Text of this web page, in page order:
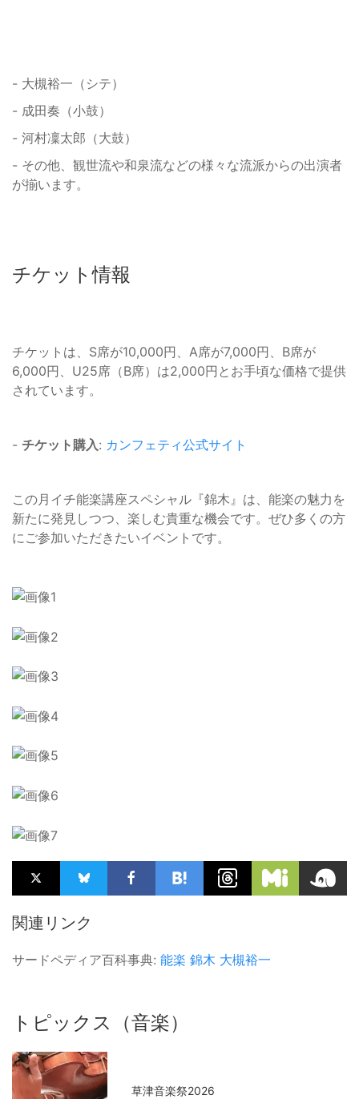
- 大槻裕一（シテ）
- 成田奏（小鼓）
- 河村凜太郎（大鼓）
- その他、観世流や和泉流などの様々な流派からの出演者
が揃います。
チケット情報
チケットは、S席が10,000円、A席が7,000円、B席が
6,000円、U25席（B席）は2,000円とお手頃な価格で提供
されています。
- チケット購入: カンフェティ公式サイト
この月イチ能楽講座スペシャル『錦木』は、能楽の魅力を
新たに発見しつつ、楽しむ貴重な機会です。ぜひ多くの方
にご参加いただきたいイベントです。
関連リンク
サードペディア百科事典: 能楽 錦木 大槻裕一
トピックス（音楽）
草津音楽祭2026